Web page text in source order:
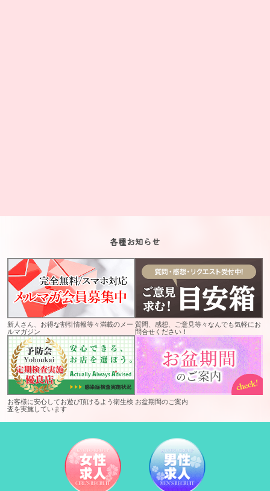
各種お知らせ
新人さん、お得な割引情報等々満載のメー
ルマガジン
質問、感想、ご意見等々なんでも気軽にお
問合せください！
お客様に安心してお遊び頂けるよう衛生検
査を実施しています
お盆期間のご案内